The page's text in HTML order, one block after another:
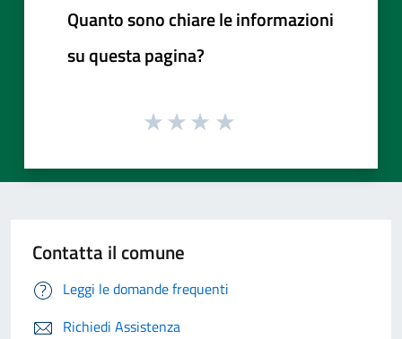
Quanto sono chiare le informazioni
su questa pagina?
Contatta il comune
Leggi le domande frequenti
Richiedi Assistenza